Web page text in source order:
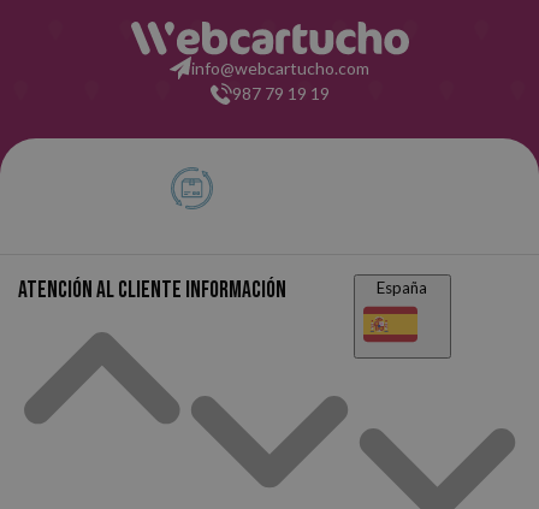
info@webcartucho.com
987 79 19 19
Atención al cliente Información España